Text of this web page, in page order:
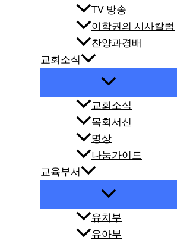
TV 방송
이학권의 시사칼럼
찬양과경배
교회소식
교회소식
목회서신
명상
나눔가이드
교육부서
유치부
유아부